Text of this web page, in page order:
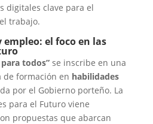
digitales clave para el
trabajo.
el foco en las
para todos” se inscribe en una
de formación en habilidades
por el Gobierno porteño. La
para el Futuro viene
propuestas que abarcan